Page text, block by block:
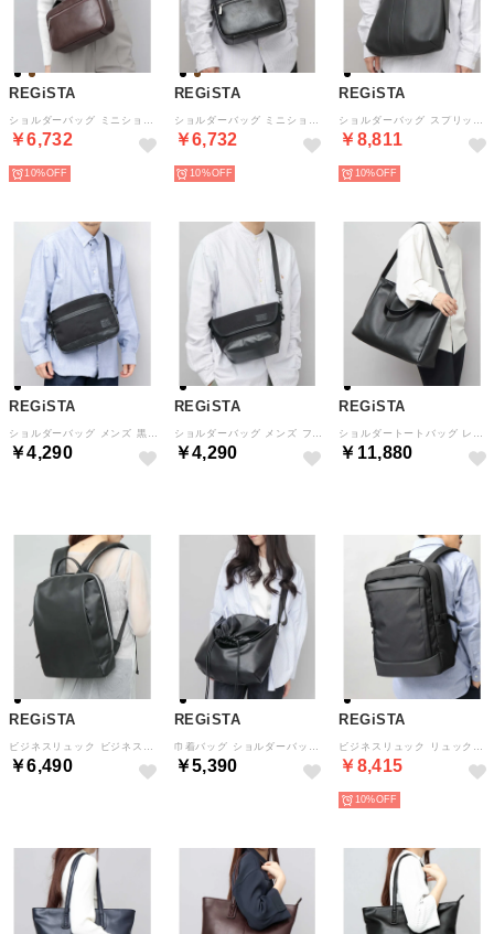
REGiSTA
￥6,732
10%
REGiSTA
￥6,732
10%
REGiSTA
￥8,811
10%
REGiSTA
￥4,290
REGiSTA
￥4,290
REGiSTA
￥11,880
REGiSTA
￥6,490
REGiSTA
￥5,390
REGiSTA
￥8,415
10%